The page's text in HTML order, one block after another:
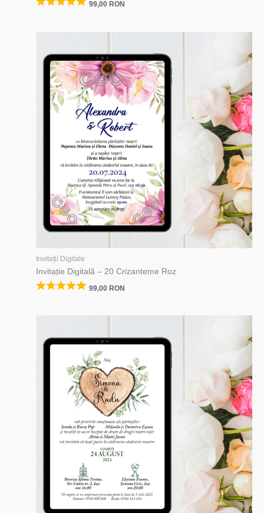
99,00 RON
Invitații Digitale
Invitație Digitală – 20 Crizanteme Roz
99,00 RON